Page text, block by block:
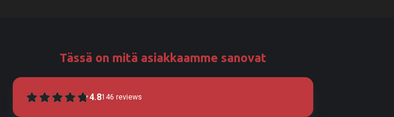
Tässä on mitä asiakkaamme sanovat
4.8146 reviews